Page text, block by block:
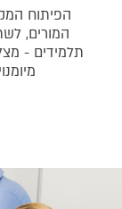
הפיתוח
המורים,
תלמידים -